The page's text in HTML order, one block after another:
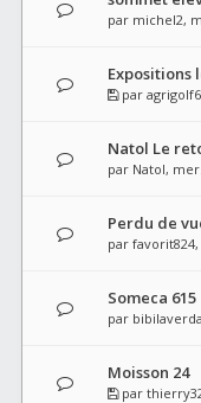
par michel2,
Expositions
par
Natol Le
par Natol,
Perdu de
par favorit824
Someca 615
par bibilaverda
Moisson 24
par